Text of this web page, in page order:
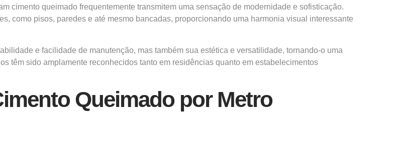
cimento queimado frequentemente transmitem uma sensação de modernidade e sofisticação.
como pisos, paredes e até mesmo bancadas, proporcionando uma harmonia visual interessante
e facilidade de manutenção, mas também sua estética e versatilidade, tornando-o uma
têm sido amplamente reconhecidos tanto em residências quanto em estabelecimentos
Queimado por Metro